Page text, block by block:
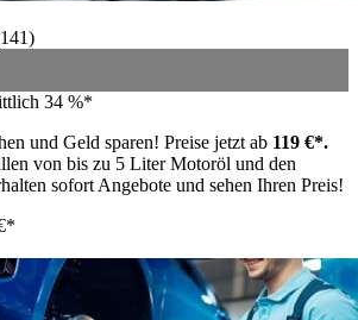
141)
34 %*
und Geld sparen! Preise jetzt ab 119 €*.
von bis zu 5 Liter Motoröl und den
sofort Angebote und sehen Ihren Preis!